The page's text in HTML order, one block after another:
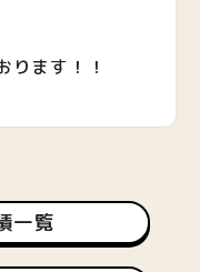
ります！！
一覧